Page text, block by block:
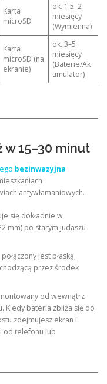
Karta
microSD
ok. 1.5–2
miesięcy
(Wymienna)
Karta
microSD (na
ekranie)
ok. 3–5
miesięcy
(Baterie/Ak
umulator)
15–30 minut
bezinwazyjna
antywłamaniowych.
się dokładnie w
mm) po starym judaszu
połączony jest płaską,
przez środek
od wewnątrz
Kiedy bateria zbliża się do
zdejmujesz ekran i
od telefonu lub